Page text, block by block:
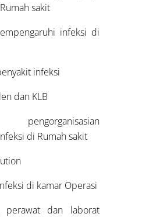
sakit
infeksi di
infeksi
dan KLB
di Rumah sakit
di kamar Operasi
perawat dan laborat